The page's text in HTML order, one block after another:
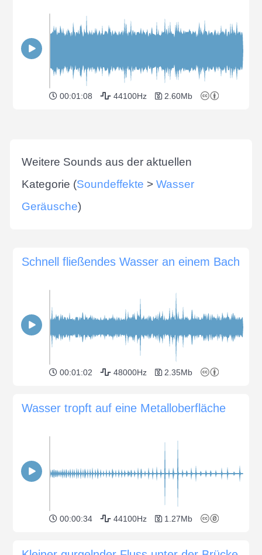
00:01:08 44100Hz 2.60Mb
Weitere Sounds aus der aktuellen
Kategorie (Soundeffekte > Wasser
Geräusche)
Schnell fließendes Wasser an einem Bach
00:01:02 48000Hz 2.35Mb
Wasser tropft auf eine Metalloberfläche
00:00:34 44100Hz 1.27Mb